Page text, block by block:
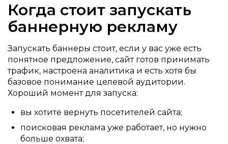
Когда стоит запускать
баннерную рекламу
Запускать баннеры стоит, если у вас уже есть
понятное предложение, сайт готов принимать
трафик, настроена аналитика и есть хотя бы
базовое понимание целевой аудитории.
Хороший момент для запуска:
вы хотите вернуть посетителей сайта;
поисковая реклама уже работает, но нужно
больше охвата;